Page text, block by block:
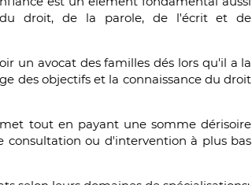
droit, de la parole, de l'écrit et de
un avocat des familles dés lors qu'il a la
des objectifs et la connaissance du droit
tout en payant une somme dérisoire
consultation ou d'intervention à plus bas